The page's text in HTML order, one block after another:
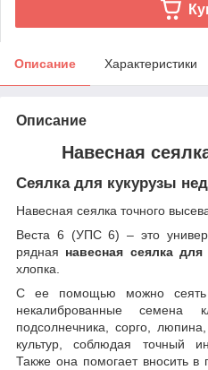
Описание Характеристики
Описание
Навесная
Сеялка для кукурузы
Навесная сеялка точного
Веста 6 (УПС 6) – это
рядная навесная сеялка для
хлопка.
С ее помощью можно сеять
некалиброванные семена
подсолнечника, сорго,
культур, соблюдая точный
Также она помогает вносить в